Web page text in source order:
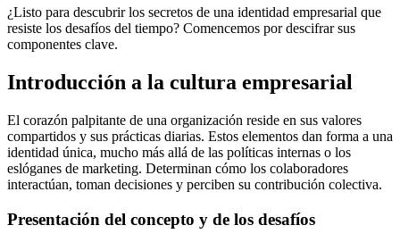
¿Listo para descubrir los secretos de una identidad empresarial que
resiste los desafíos del tiempo? Comencemos por descifrar sus
componentes clave.
Introducción a la cultura empresarial
El corazón palpitante de una organización reside en sus valores
compartidos y sus prácticas diarias. Estos elementos dan forma a una
identidad única, mucho más allá de las políticas internas o los
eslóganes de marketing. Determinan cómo los colaboradores
interactúan, toman decisiones y perciben su contribución colectiva.
Presentación del concepto y de los desafíos